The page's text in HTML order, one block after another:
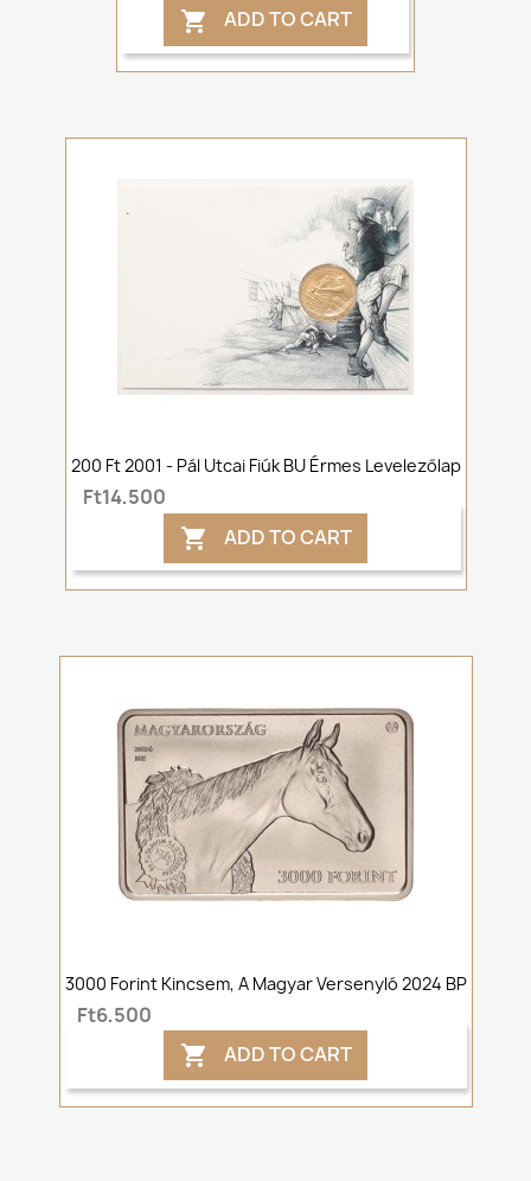
 ADD TO CART
200 Ft 2001 - Pál Utcai Fiúk BU Érmes Levelezőlap
Ft14,500
 ADD TO CART
3000 Forint Kincsem, A Magyar Versenyló 2024 BP
Ft6,500
 ADD TO CART